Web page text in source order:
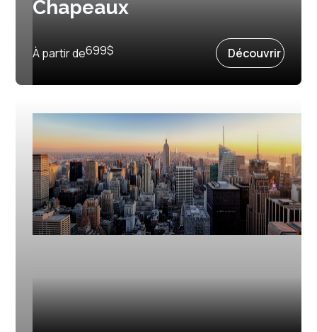
Chapeaux
2 avril 2027
À partir de699$ Découvrir